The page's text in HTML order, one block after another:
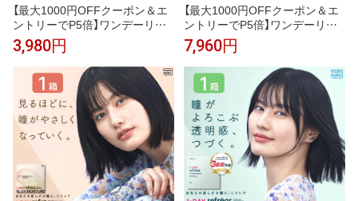
【最大1000円OFFクーポン＆エ
ントリーでP5倍】ワンデーリフ
レアUVモイスチャー38 1箱 （10
0枚）UVカット コンタクトレン
ズ 1day 1日使い捨て コンタクト
refrear フロムアイズ
3,980円
【最大1000円OFFクーポン＆エ
ントリーでP5倍】ワンデーリフ
レアUVモイスチャー38 2箱セッ
ト （1箱100枚）UVカット コンタ
クトレンズ 1day 1日使い捨て コ
ンタクト refrear フロムアイズ
7,960円